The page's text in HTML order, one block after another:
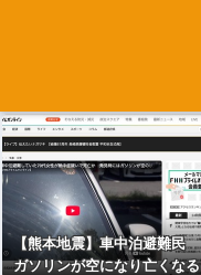
【熊本地震】車中泊避難民
ガソリンが空になり亡くなる